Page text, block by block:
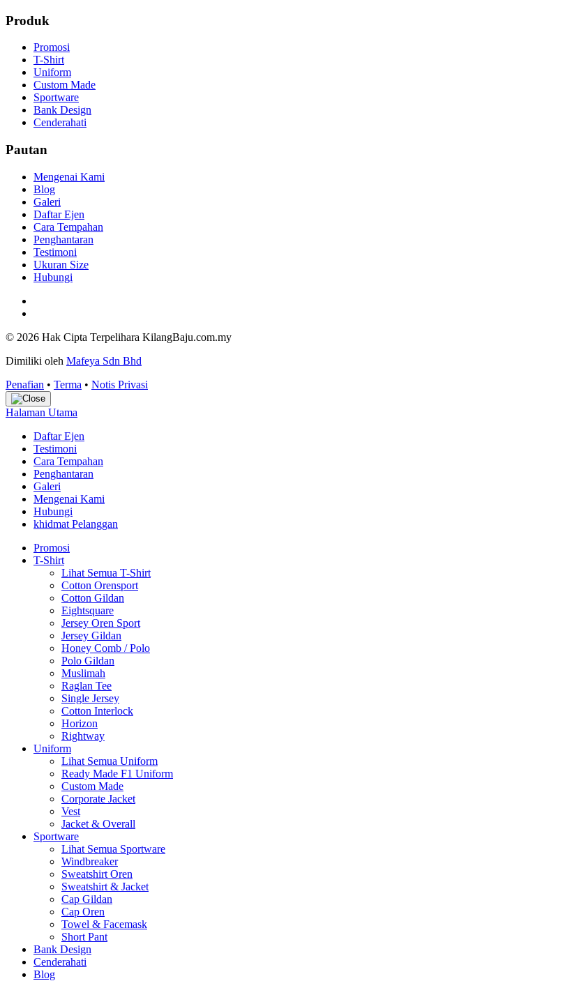
Produk
Promosi
T-Shirt
Uniform
Custom Made
Sportware
Bank Design
Cenderahati
Pautan
Mengenai Kami
Blog
Galeri
Daftar Ejen
Cara Tempahan
Penghantaran
Testimoni
Ukuran Size
Hubungi
© 2026 Hak Cipta Terpelihara KilangBaju.com.my
Dimiliki oleh Mafeya Sdn Bhd
Penafian • Terma • Notis Privasi
Halaman Utama
Daftar Ejen
Testimoni
Cara Tempahan
Penghantaran
Galeri
Mengenai Kami
Hubungi
khidmat Pelanggan
Promosi
T-Shirt
Lihat Semua T-Shirt
Cotton Orensport
Cotton Gildan
Eightsquare
Jersey Oren Sport
Jersey Gildan
Honey Comb / Polo
Polo Gildan
Muslimah
Raglan Tee
Single Jersey
Cotton Interlock
Horizon
Rightway
Uniform
Lihat Semua Uniform
Ready Made F1 Uniform
Custom Made
Corporate Jacket
Vest
Jacket & Overall
Sportware
Lihat Semua Sportware
Windbreaker
Sweatshirt Oren
Sweatshirt & Jacket
Cap Gildan
Cap Oren
Towel & Facemask
Short Pant
Bank Design
Cenderahati
Blog